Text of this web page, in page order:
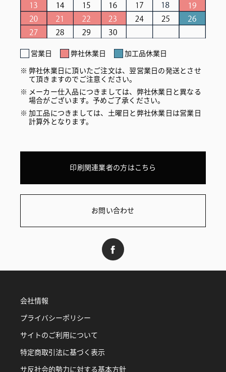
営業日 弊社休業日
加工品休業日
弊社休業日に頂いたご注文は、翌営業日の発送とさせ
て頂きますのでご注意ください。
メーカー仕入品につきましては、弊社休業日と異なる
場合がございます。予めご了承ください。
加工品につきましては、土曜日と弊社休業日は営業日
計算外となります。
印刷関連業者の方はこちら
お問い合わせ
会社情報
プライバシーポリシー
サイトのご利用について
特定商取引法に基づく表示
サ反社会的勢力に対する基本方針